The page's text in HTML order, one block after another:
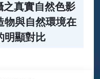
真實自然色影
物與自然環境在
明顯對比